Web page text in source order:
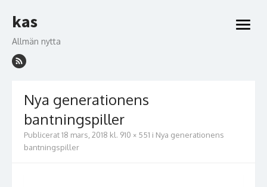
till
kas
Allmän nytta
öppna
Nya generationens
bantningspiller
Publicerat18 mars, 2018 kl. 910 × 551 i Nya generationens
bantningspiller